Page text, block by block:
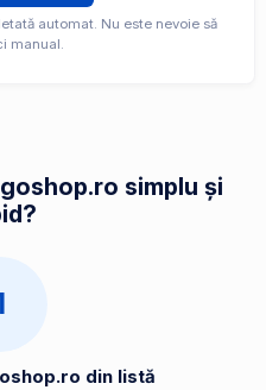
automat. Nu este nevoie să
manual.
simplu și
din listă